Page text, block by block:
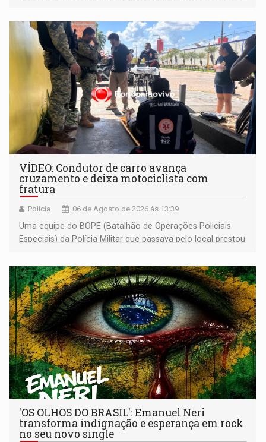
VÍDEO: Condutor de carro avança
cruzamento e deixa motociclista com
fratura
Polícia 06 de Agosto de 2026 às 13:39
Uma equipe do BOPE (Batalhão de Operações Policiais
Especiais) da Polícia Militar que passava pelo local prestou
'OS OLHOS DO BRASIL': Emanuel Neri
transforma indignação e esperança em rock
no seu novo single